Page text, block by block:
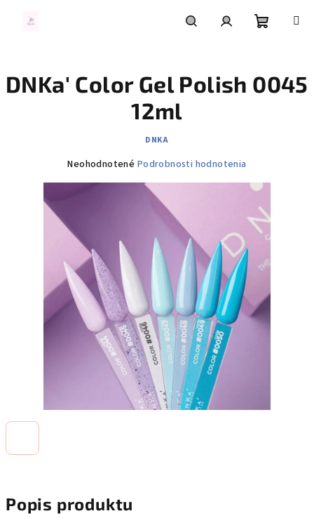
košík
Popis produktu
DNKa' Color Gel Polish 0045
12ml
DNKA
Priemerné
z
hviezdičiek.
Neohodnotené Podrobnosti hodnotenia